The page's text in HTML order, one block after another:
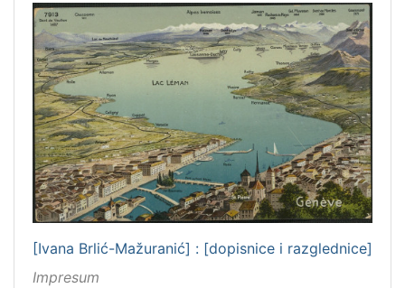
[Ivana Brlić-Mažuranić] : [dopisnice i razglednice]
Impresum